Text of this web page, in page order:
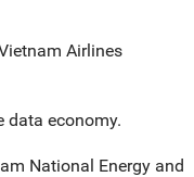
Airlines
data economy.
National Energy and